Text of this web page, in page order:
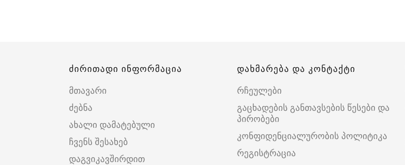
ძირითადი ინფორმაცია
მთავარი
ძებნა
ახალი დამატებული
ჩვენს შესახებ
დაგვიკავშირდით
დახმარება და კონტაქტი
რჩეულები
გაცხადების განთავსების წესები და
პირობები
კონფიდენციალურობის პოლიტიკა
რეგისტრაცია